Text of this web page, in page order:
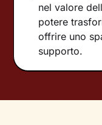
nel valore
potere
offrire uno
supporto.